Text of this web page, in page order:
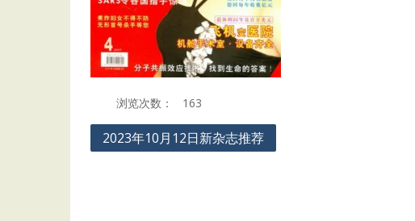
浏览次数： 163
Post
2023年10月12日新杂志推荐